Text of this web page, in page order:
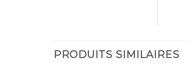
PRODUITS SIMILAIRES